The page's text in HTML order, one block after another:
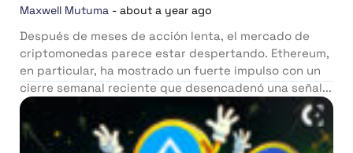
Maxwell Mutuma - about a year ago
Después de meses de acción lenta, el mercado de
criptomonedas parece estar despertando. Ethereum,
en particular, ha mostrado un fuerte impulso con un
cierre semanal reciente que desencadenó una señal...